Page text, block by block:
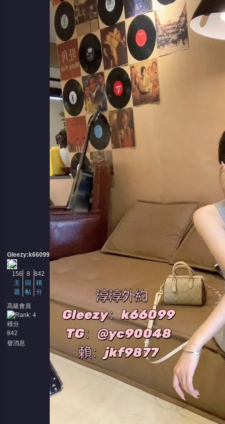
Gleezy:k66099
156
主
題
8
回
帖
842
積
分
高級會員
積分
842
發消息